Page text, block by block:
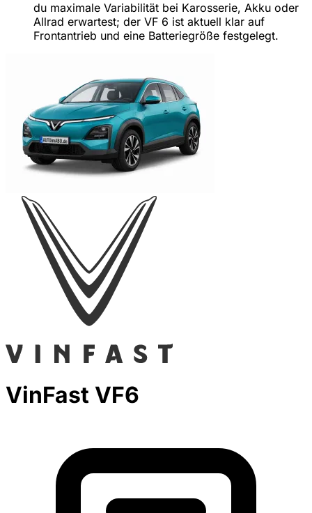
du maximale Variabilität bei Karosserie, Akku oder
Allrad erwartest; der VF 6 ist aktuell klar auf
Frontantrieb und eine Batteriegröße festgelegt.
VinFast VF6